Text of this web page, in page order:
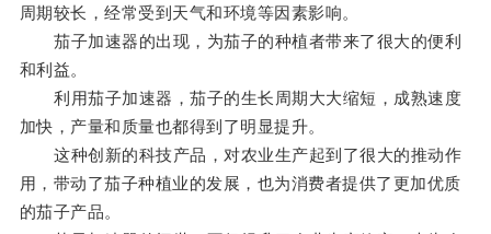
周期较长，经常受到天气和环境等因素影响。
茄子加速器的出现，为茄子的种植者带来了很大的便利
和利益。
利用茄子加速器，茄子的生长周期大大缩短，成熟速度
加快，产量和质量也都得到了明显提升。
这种创新的科技产品，对农业生产起到了很大的推动作
用，带动了茄子种植业的发展，也为消费者提供了更加优质
的茄子产品。